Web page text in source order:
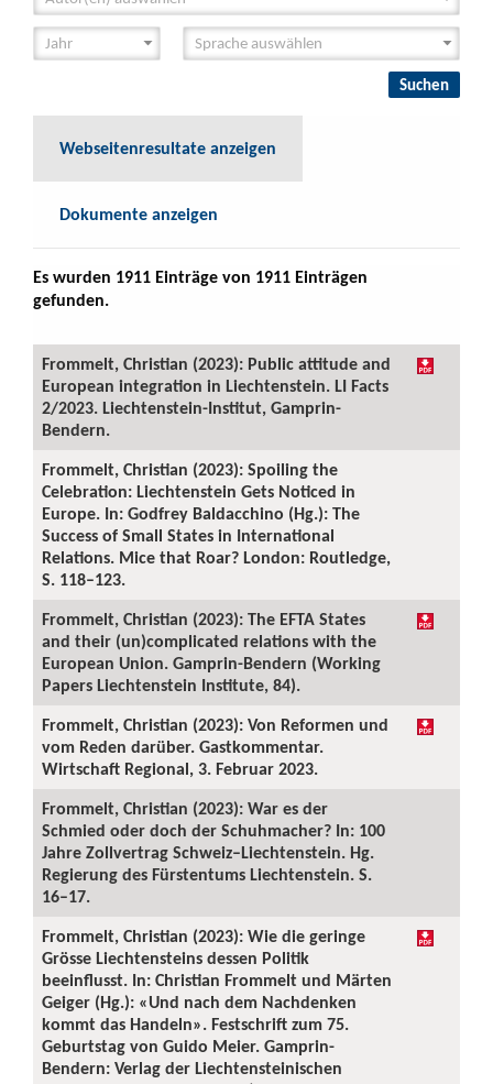
Webseitenresultate anzeigen
Dokumente anzeigen
Es wurden 1911 Einträge von 1911 Einträgen
gefunden.
Frommelt, Christian (2023): Public attitude and
European integration in Liechtenstein. LI Facts
2/2023. Liechtenstein-Institut, Gamprin-
Bendern.
Frommelt, Christian (2023): Spoiling the
Celebration: Liechtenstein Gets Noticed in
Europe. In: Godfrey Baldacchino (Hg.): The
Success of Small States in International
Relations. Mice that Roar? London: Routledge,
S. 118–123.
Frommelt, Christian (2023): The EFTA States
and their (un)complicated relations with the
European Union. Gamprin-Bendern (Working
Papers Liechtenstein Institute, 84).
Frommelt, Christian (2023): Von Reformen und
vom Reden darüber. Gastkommentar.
Wirtschaft Regional, 3. Februar 2023.
Frommelt, Christian (2023): War es der
Schmied oder doch der Schuhmacher? In: 100
Jahre Zollvertrag Schweiz–Liechtenstein. Hg.
Regierung des Fürstentums Liechtenstein. S.
16–17.
Frommelt, Christian (2023): Wie die geringe
Grösse Liechtensteins dessen Politik
beeinflusst. In: Christian Frommelt und Märten
Geiger (Hg.): «Und nach dem Nachdenken
kommt das Handeln». Festschrift zum 75.
Geburtstag von Guido Meier. Gamprin-
Bendern: Verlag der Liechtensteinischen